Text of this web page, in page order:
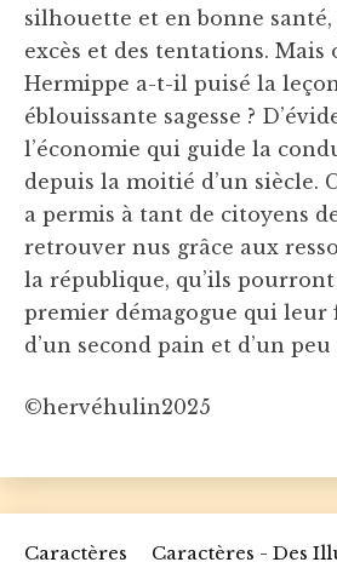
silhouette et en bonne santé,
excès et des tentations. Mais
Hermippe a-t-il puisé la
éblouissante sagesse ?
l’économie qui guide la
depuis la moitié d’un siècle.
a permis à tant de citoyens
retrouver nus grâce aux
la république, qu’ils
premier démagogue qui leur
d’un second pain et d’un peu
©hervéhulin2025
Caractères Caractères - Des